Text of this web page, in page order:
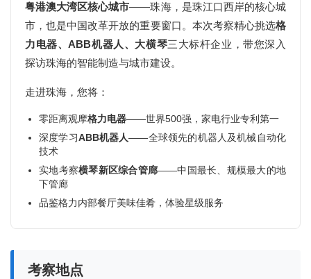
粤港澳大湾区核心城市——珠海，是珠江口西岸的核心城
市，也是中国改革开放的重要窗口。本次考察精心挑选格
力电器、ABB机器人、大横琴三大标杆企业，带您深入
探访珠海的智能制造与城市建设。
走进珠海，您将：
零距离观摩格力电器——世界500强，家电行业专利第一
深度学习ABB机器人——全球领先的机器人及机械自动化
技术
实地考察横琴新区综合管廊——中国最长、规模最大的地
下管廊
品鉴格力内部餐厅美味佳肴，体验星级服务
考察地点